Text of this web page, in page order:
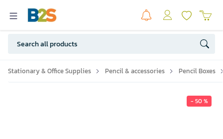
Stationary & Office Supplies Pencil & accessories Pencil Boxes
- 50 %